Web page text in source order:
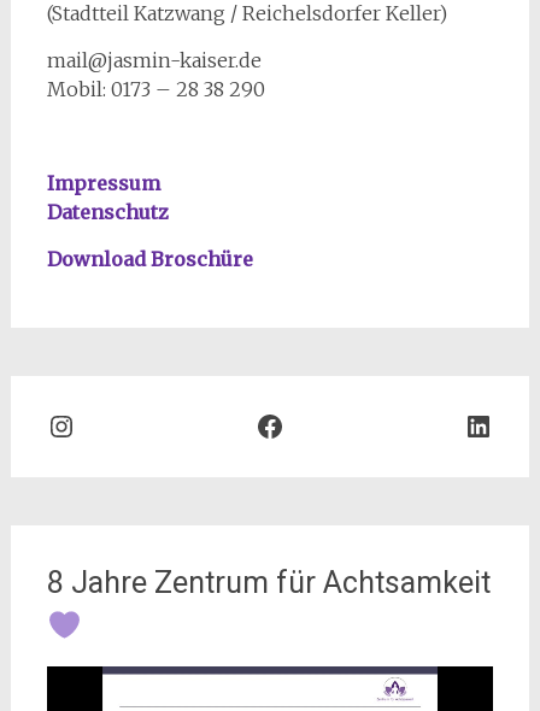
(Stadtteil Katzwang / Reichelsdorfer Keller)
mail@jasmin-kaiser.de
Mobil: 0173 – 28 38 290
Impressum
Datenschutz
Download Broschüre
Instagram Facebook
8 Jahre Zentrum für Achtsamkeit
Video-